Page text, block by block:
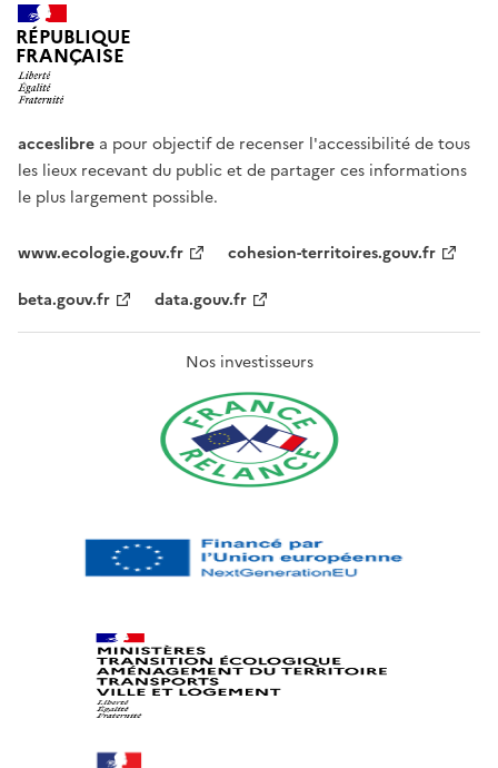
RÉPUBLIQUE
FRANÇAISE
acceslibre a pour objectif de recenser l'accessibilité de tous
les lieux recevant du public et de partager ces informations
le plus largement possible.
www.ecologie.gouv.fr
cohesion-territoires.gouv.fr
beta.gouv.fr
data.gouv.fr
Nos investisseurs